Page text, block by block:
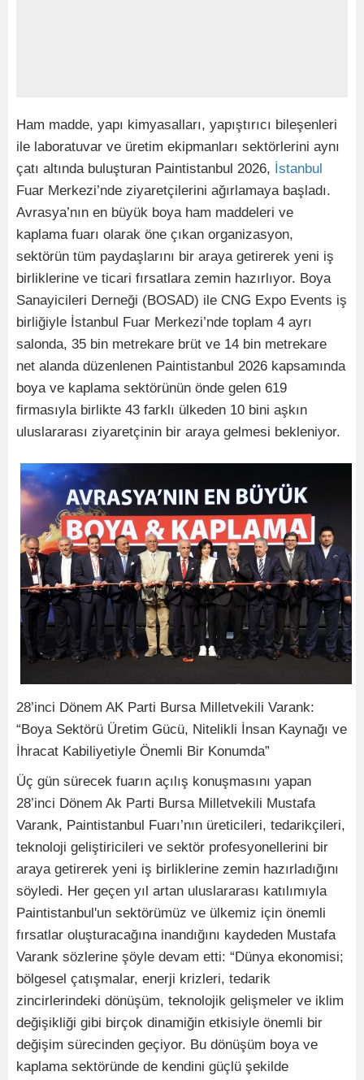
Ham madde, yapı kimyasalları, yapıştırıcı bileşenleri
ile laboratuvar ve üretim ekipmanları sektörlerini aynı
çatı altında buluşturan Paintistanbul 2026, İstanbul
Fuar Merkezi’nde ziyaretçilerini ağırlamaya başladı.
Avrasya’nın en büyük boya ham maddeleri ve
kaplama fuarı olarak öne çıkan organizasyon,
sektörün tüm paydaşlarını bir araya getirerek yeni iş
birliklerine ve ticari fırsatlara zemin hazırlıyor. Boya
Sanayicileri Derneği (BOSAD) ile CNG Expo Events iş
birliğiyle İstanbul Fuar Merkezi’nde toplam 4 ayrı
salonda, 35 bin metrekare brüt ve 14 bin metrekare
net alanda düzenlenen Paintistanbul 2026 kapsamında
boya ve kaplama sektörünün önde gelen 619
firmasıyla birlikte 43 farklı ülkeden 10 bini aşkın
uluslararası ziyaretçinin bir araya gelmesi bekleniyor.
28’inci Dönem AK Parti Bursa Milletvekili Varank:
“Boya Sektörü Üretim Gücü, Nitelikli İnsan Kaynağı ve
İhracat Kabiliyetiyle Önemli Bir Konumda”
Üç gün sürecek fuarın açılış konuşmasını yapan
28’inci Dönem Ak Parti Bursa Milletvekili Mustafa
Varank, Paintistanbul Fuarı’nın üreticileri, tedarikçileri,
teknoloji geliştiricileri ve sektör profesyonellerini bir
araya getirerek yeni iş birliklerine zemin hazırladığını
söyledi. Her geçen yıl artan uluslararası katılımıyla
Paintistanbul'un sektörümüz ve ülkemiz için önemli
fırsatlar oluşturacağına inandığını kaydeden Mustafa
Varank sözlerine şöyle devam etti: “Dünya ekonomisi;
bölgesel çatışmalar, enerji krizleri, tedarik
zincirlerindeki dönüşüm, teknolojik gelişmeler ve iklim
değişikliği gibi birçok dinamiğin etkisiyle önemli bir
değişim sürecinden geçiyor. Bu dönüşüm boya ve
kaplama sektöründe de kendini güçlü şekilde